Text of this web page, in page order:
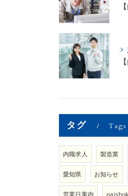
タグ Tags
内職求人 製造業
愛知県 お知らせ
営業日案内